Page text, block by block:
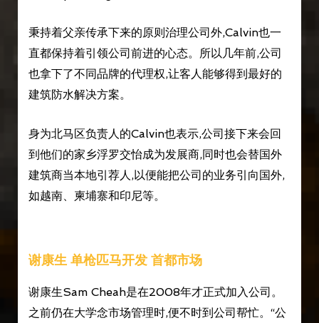
秉持着父亲传承下来的原则治理公司外,Calvin也一
直都保持着引领公司前进的心态。所以几年前,公司
也拿下了不同品牌的代理权,让客人能够得到最好的
建筑防水解决方案。
身为北马区负责人的Calvin也表示,公司接下来会回
到他们的家乡浮罗交怡成为发展商,同时也会替国外
建筑商当本地引荐人,以便能把公司的业务引向国外,
如越南、柬埔寨和印尼等。
谢康生 单枪匹马开发 首都市场
谢康生Sam Cheah是在2008年才正式加入公司。
之前仍在大学念市场管理时,便不时到公司帮忙。“公